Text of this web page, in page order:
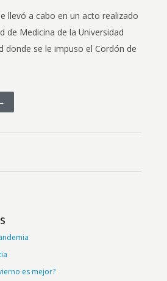
llevó a cabo en un acto realizado
de Medicina de la Universidad
donde se le impuso el Cordón de
es mejor?